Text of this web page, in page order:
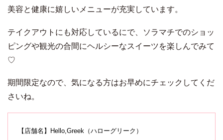
美容と健康に嬉しいメニューが充実しています。
テイクアウトにも対応しているにで、ソラマチでのショッ
ピングや観光の合間にヘルシーなスイーツを楽しんでみて
♡
期間限定なので、気になる方はお早めにチェックしてくだ
さいね。
【店舗名】Hello,Greek（ハローグリーク）